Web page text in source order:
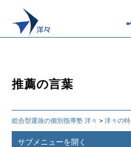
推薦の言葉
総合型選抜の個別指導塾 洋々 > 洋々の
サブメニューを開く